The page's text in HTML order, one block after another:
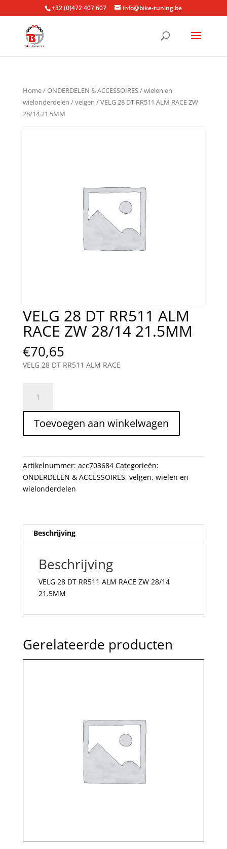
+32 (0)472 407 607 info@bike-tuning.be
Home/ONDERDELEN & ACCESSOIRES/wielen en
wielonderdelen /velgen / VELG 28 DT RR511 ALM RACE ZW
28/14 21.5MM
VELG 28 DT RR511 ALM
RACE ZW 28/14 21.5MM
€70,65
VELG 28 DT RR511 ALM RACE
DT
RR511
ALM
ZW
28/14
21.5MM
aantal
Toevoegen aan winkelwagen
Artikelnummer: acc703684 Categorieën:
ONDERDELEN & ACCESSOIRES, velgen, wielen en
wielonderdelen
Beschrijving
Beschrijving
VELG 28 DT RR511 ALM RACE ZW 28/14
21.5MM
Gerelateerde producten